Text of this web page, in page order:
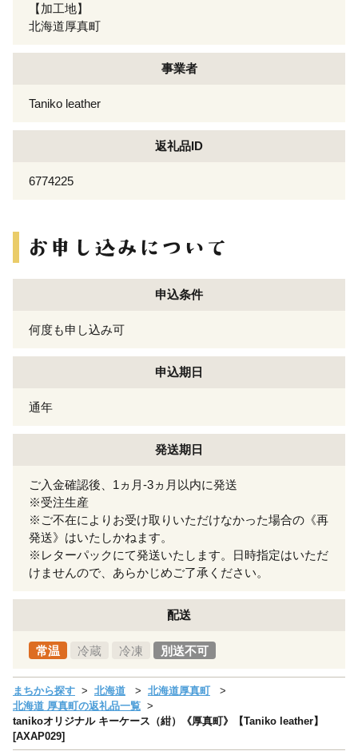
【加工地】
北海道厚真町
事業者
Taniko leather
返礼品ID
6774225
申込条件
何度も申し込み可
申込期日
通年
発送期日
ご入金確認後、1ヵ月-3ヵ月以内に発送
※受注生産
※ご不在によりお受け取りいただけなかった場合の《再
発送》はいたしかねます。
※レターパックにて発送いたします。日時指定はいただ
けませんので、あらかじめご了承ください。
配送
常温 冷蔵 冷凍 別送不可
まちから探す 北海道
北海道厚真町
北海道 厚真町の返礼品一覧
tanikoオリジナル キーケース（紺）《厚真町》【Taniko leather】
[AXAP029]